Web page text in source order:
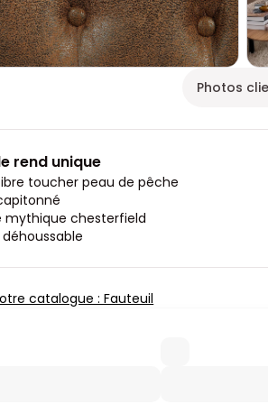
Photos
rend unique
toucher peau de pêche
mythique chesterfield
déhoussable
catalogue : Fauteuil